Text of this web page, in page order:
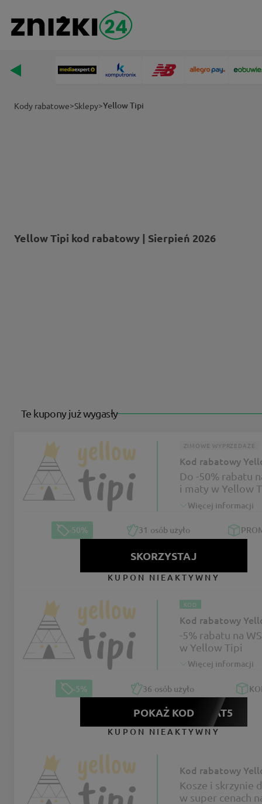
Kody rabatowe>Sklepy>Yellow Tipi
Yellow Tipi kod rabatowy | Sierpień 2026
Te kupony już wygasły
ZIMOWE WYPRZEDAŻE
Kod rabatowy
Do -50% rabatu
i maty w Yellow
Więcej informacji
-50% 31 osób użyło
SKORZYSTAJ
KUPON NIEAKTYWNY
KOD
Kod rabatowy
-5% rabatu na
w Yellow Tipi
Więcej informacji
-5% 36 osób użyło
POKAŻ KODRABAT5
KUPON NIEAKTYWNY
Kod rabatowy
Kosze i skrzynie
w super cenach